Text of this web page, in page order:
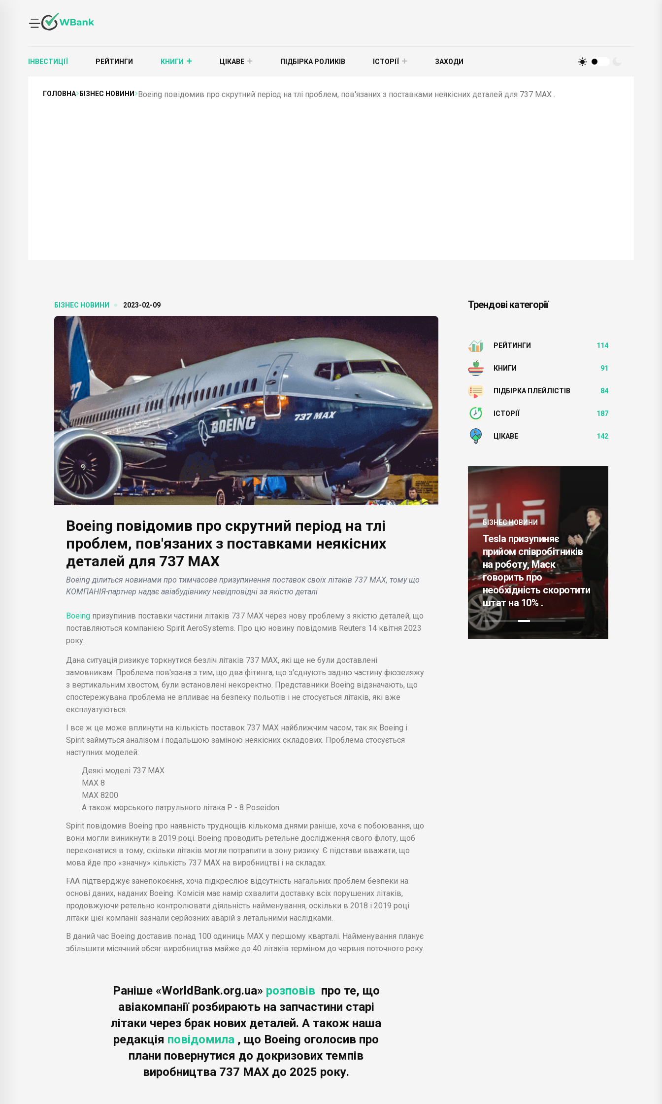
ІНВЕСТИЦІЇ РЕЙТИНГИ КНИГИ ЦІКАВЕ ПІДБІРКА РОЛИКІВ ІСТОРІЇ ЗАХОДИ
ГОЛОВНА БІЗНЕС НОВИНИ Boeing повідомив про скрутний період на тлі проблем, пов'язаних з поставками неякісних деталей для 737 MAX .
БІЗНЕС НОВИНИ 2023-02-09
Boeing повідомив про скрутний період на тлі
проблем, пов'язаних з поставками неякісних
деталей для 737 MAX
Boeing ділиться новинами про тимчасове призупинення поставок своїх літаків 737 MAX, тому що
КОМПАНІЯ-партнер надає авіабудівнику невідповідні за якістю деталі
Boeingпризупинив поставки частини літаків 737 MAX через нову проблему з якістю деталей, що
поставляються компанією Spirit AeroSystems. Про цю новину повідомив Reuters 14 квітня 2023
року.
Дана ситуація ризикує торкнутися безліч літаків 737 MAX, які ще не були доставлені
замовникам. Проблема пов'язана з тим, що два фітинга, що з'єднують задню частину фюзеляжу
з вертикальним хвостом, були встановлені некоректно. Представники Boeing відзначають, що
спостережувана проблема не впливає на безпеку польотів і не стосується літаків, які вже
експлуатуються.
І все ж це може вплинути на кількість поставок 737 MAX найближчим часом, так як Boeing і
Spirit займуться аналізом і подальшою заміною неякісних складових. Проблема стосується
наступних моделей:
Деякі моделі 737 MAX
MAX 8
MAX 8200
А також морського патрульного літака P - 8 Poseidon
Spirit повідомив Boeing про наявність труднощів кількома днями раніше, хоча є побоювання, що
вони могли виникнути в 2019 році. Boeing проводить ретельне дослідження свого флоту, щоб
переконатися в тому, скільки літаків могли потрапити в зону ризику. Є підстави вважати, що
мова йде про «значну» кількість 737 MAX на виробництві і на складах.
FAA підтверджує занепокоєння, хоча підкреслює відсутність нагальних проблем безпеки на
основі даних, наданих Boeing. Комісія має намір схвалити доставку всіх порушених літаків,
продовжуючи ретельно контролювати діяльність найменування, оскільки в 2018 і 2019 році
літаки цієї компанії зазнали серйозних аварій з летальними наслідками.
В даний час Boeing доставив понад 100 одиниць MAX у першому кварталі. Найменування планує
збільшити місячний обсяг виробництва майже до 40 літаків терміном до червня поточного року.
Раніше «WorldBank.org.ua» розповів про те, що
авіакомпанії розбирають на запчастини старі
літаки через брак нових деталей. А також наша
редакція повідомила , що Boeing оголосив про
плани повернутися до докризових темпів
виробництва 737 MAX до 2025 року.
Трендові категорії
РЕЙТИНГИ 114
КНИГИ 91
ПІДБІРКА ПЛЕЙЛІСТІВ 84
ІСТОРІЇ 187
ЦІКАВЕ 142
Samsung заявляє:
смарт-годинник Galaxy
Watch рятують життя
завдяки функції
визначення
нерегулярного
БІЗНЕС НОВИНИ
Micron представив
перше в світі 232-
шарове обладнання,
БІЗНЕС НОВИНИ
Watch демонструє
БІЗНЕС НОВИНИ
Tesla призупиняє
прийом співробітників
на роботу, Маск
говорить про
необхідність скоротити
штат на 10% .